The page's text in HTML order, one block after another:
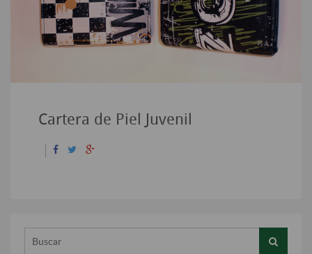
Cartera de Piel Juvenil